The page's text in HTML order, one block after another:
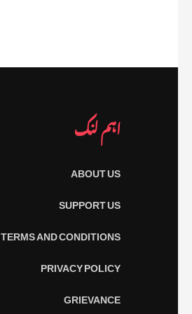
اہم لنک
ABOUT US
SUPPORT US
TERMS AND CONDITIONS
PRIVACY POLICY
GRIEVANCE